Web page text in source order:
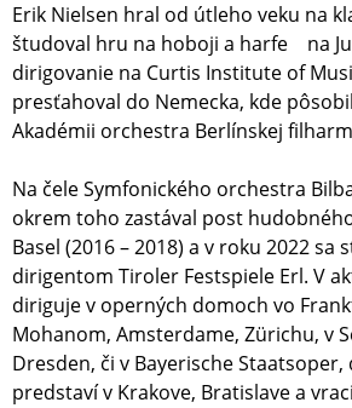
Erik Nielsen hral od útleho veku na
študoval hru na hoboji a harfe na
dirigovanie na Curtis Institute of
presťahoval do Nemecka, kde
Akadémii orchestra Berlínskej
Na čele Symfonického orchestra
okrem toho zastával post
Basel (2016 – 2018) a v roku 2022 sa
dirigentom Tiroler Festspiele Erl. V
diriguje v operných domoch vo
Mohanom, Amsterdame, Zürichu, v
Dresden, či v Bayerische
predstaví v Krakove, Bratislave a